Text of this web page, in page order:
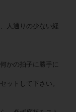
人通りの少ない経
かの拍子に勝手に
ットして下さい。